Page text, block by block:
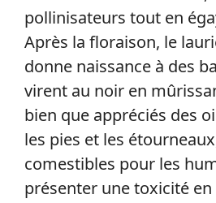
pollinisateurs tout en
Après la floraison, le
donne naissance à des
virent au noir en
bien que appréciés des
les pies et les
comestibles pour les
présenter une toxicité